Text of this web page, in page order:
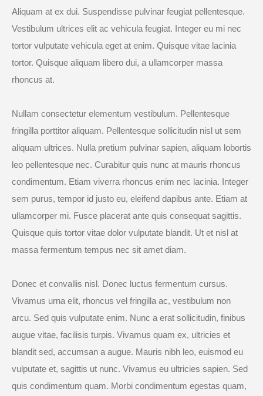
Aliquam at ex dui. Suspendisse pulvinar feugiat pellentesque.
Vestibulum ultrices elit ac vehicula feugiat. Integer eu mi nec
tortor vulputate vehicula eget at enim. Quisque vitae lacinia
tortor. Quisque aliquam libero dui, a ullamcorper massa
rhoncus at.
Nullam consectetur elementum vestibulum. Pellentesque
fringilla porttitor aliquam. Pellentesque sollicitudin nisl ut sem
aliquam ultrices. Nulla pretium pulvinar sapien, aliquam lobortis
leo pellentesque nec. Curabitur quis nunc at mauris rhoncus
condimentum. Etiam viverra rhoncus enim nec lacinia. Integer
sem purus, tempor id justo eu, eleifend dapibus ante. Etiam at
ullamcorper mi. Fusce placerat ante quis consequat sagittis.
Quisque quis tortor vitae dolor vulputate blandit. Ut et nisl at
massa fermentum tempus nec sit amet diam.
Donec et convallis nisl. Donec luctus fermentum cursus.
Vivamus urna elit, rhoncus vel fringilla ac, vestibulum non
arcu. Sed quis vulputate enim. Nunc a erat sollicitudin, finibus
augue vitae, facilisis turpis. Vivamus quam ex, ultricies et
blandit sed, accumsan a augue. Mauris nibh leo, euismod eu
vulputate et, sagittis ut nunc. Vivamus eu ultricies sapien. Sed
quis condimentum quam. Morbi condimentum egestas quam,